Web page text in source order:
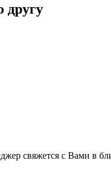
другу
свяжется с Вами в